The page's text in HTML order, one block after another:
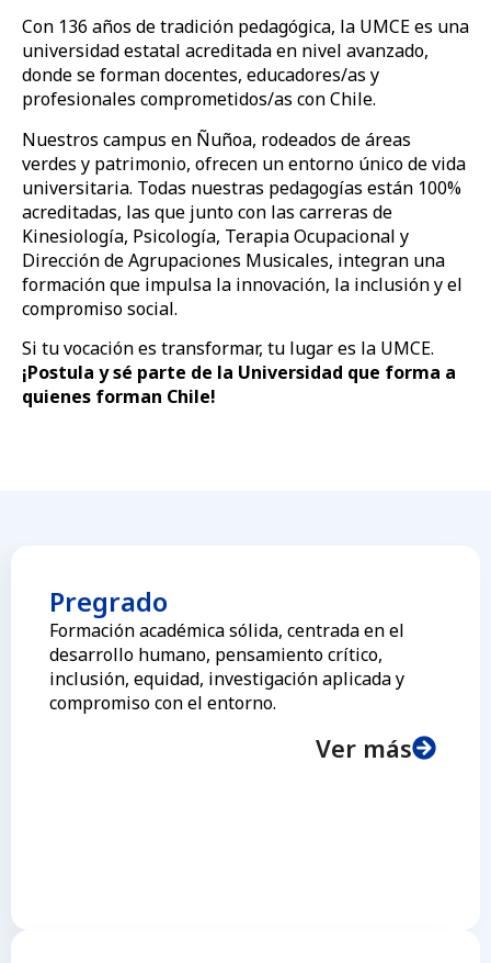
Con 136 años de tradición pedagógica, la UMCE es una
universidad estatal acreditada en nivel avanzado,
donde se forman docentes, educadores/as y
profesionales comprometidos/as con Chile.
Nuestros campus en Ñuñoa, rodeados de áreas
verdes y patrimonio, ofrecen un entorno único de vida
universitaria. Todas nuestras pedagogías están 100%
acreditadas, las que junto con las carreras de
Kinesiología, Psicología, Terapia Ocupacional y
Dirección de Agrupaciones Musicales, integran una
formación que impulsa la innovación, la inclusión y el
compromiso social.
Si tu vocación es transformar, tu lugar es la UMCE.
¡Postula y sé parte de la Universidad que forma a
quienes forman Chile!
Pregrado
Formación académica sólida, centrada en el
desarrollo humano, pensamiento crítico,
inclusión, equidad, investigación aplicada y
compromiso con el entorno.
Ver más